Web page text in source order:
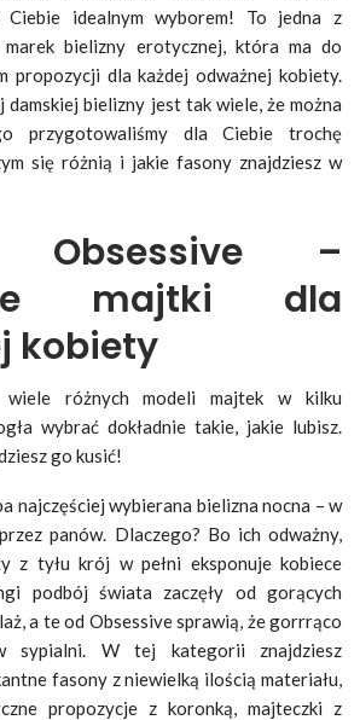
idealnym wyborem! To jedna z
marek bielizny erotycznej, która ma do
propozycji dla każdej odważnej kobiety.
damskiej bielizny jest tak wiele, że można
przygotowaliśmy dla Ciebie trochę
się różnią i jakie fasony znajdziesz w
Obsessive –
majtki dla
kobiety
wiele różnych modeli majtek w kilku
wybrać dokładnie takie, jakie lubisz.
go kusić!
najczęściej wybierana bielizna nocna – w
panów. Dlaczego? Bo ich odważny,
z tyłu krój w pełni eksponuje kobiece
podbój świata zaczęły od gorących
a te od Obsessive sprawią, że gorrrąco
sypialni. W tej kategorii znajdziesz
fasony z niewielką ilością materiału,
propozycje z koronką, majteczki z